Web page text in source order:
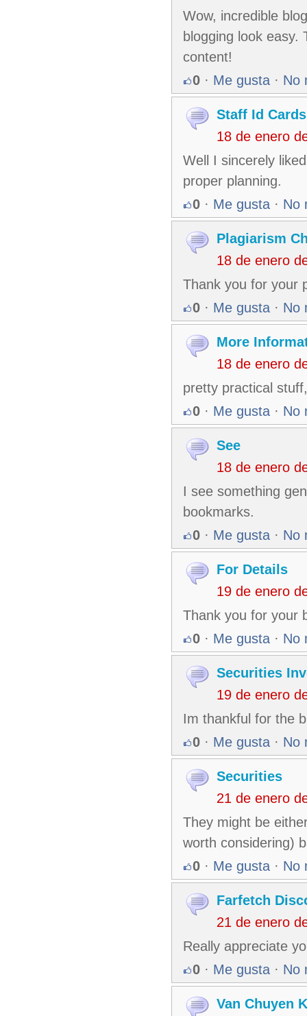
Wow, incredible
blogging look
content!
0 · Me gusta · No
Staff Id
18 de enero
Well I sincerely
proper planning.
0 · Me gusta · No
Plagiarism
18 de enero
Thank you for your
0 · Me gusta · No
More
18 de enero
pretty practical
0 · Me gusta · No
See
18 de enero
I see something
bookmarks.
0 · Me gusta · No
For Details
19 de enero
Thank you for your
0 · Me gusta · No
Securities
19 de enero
Im thankful for the
0 · Me gusta · No
Securities
21 de enero
They might be
worth considering)
0 · Me gusta · No
Farfetch
21 de enero
Really appreciate
0 · Me gusta · No
Van Chuyen